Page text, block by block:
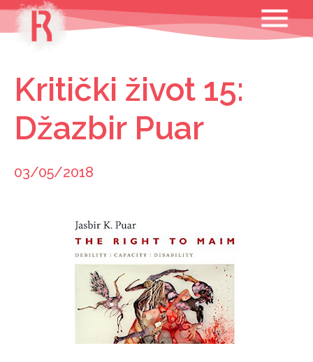
Skip
content
MENU
Kritički život 15:
Džazbir Puar
03/05/2018